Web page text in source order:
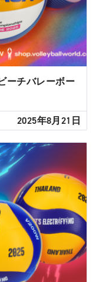
ーチバレーボー
2025年8月21日